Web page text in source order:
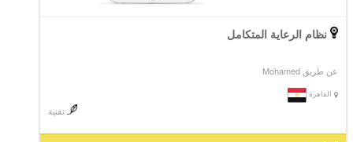
نظام الرعاية المتكامل
عن طريق Mohamed
القاهرة
تقنية